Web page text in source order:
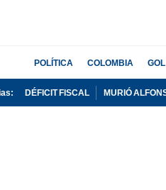
POLÍTICA COLOMBIA
DÉFICIT FISCAL MURIÓ